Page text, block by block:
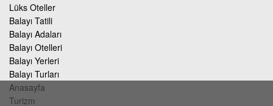
Lüks Oteller
Balayı Tatili
Balayı Adaları
Balayı Otelleri
Balayı Yerleri
Balayı Turları
Anasayfa
Turizm